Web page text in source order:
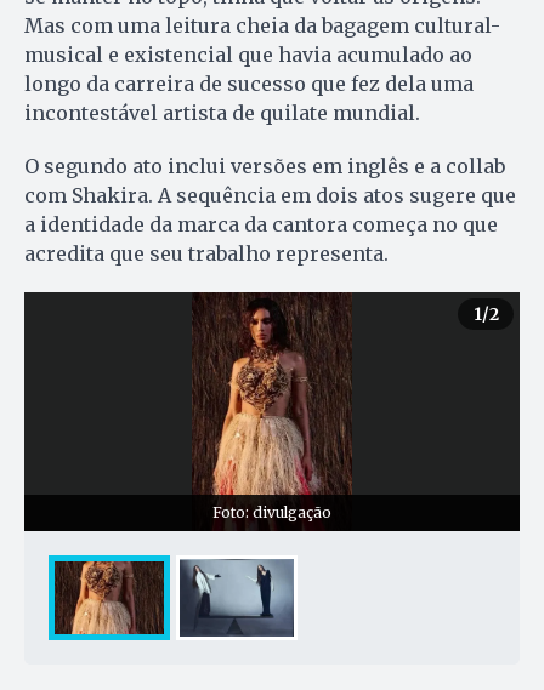
Mas com uma leitura cheia da bagagem cultural-
musical e existencial que havia acumulado ao
longo da carreira de sucesso que fez dela uma
incontestável artista de quilate mundial.
O segundo ato inclui versões em inglês e a collab
com Shakira. A sequência em dois atos sugere que
a identidade da marca da cantora começa no que
acredita que seu trabalho representa.
1/2
Foto: divulgação